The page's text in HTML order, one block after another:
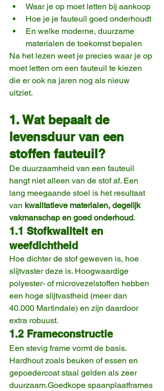
Waar je op moet letten bij aankoop
Hoe je je fauteuil goed onderhoudt
En welke moderne, duurzame
materialen de toekomst bepalen
Na het lezen weet je precies waar je op
moet letten om een fauteuil te kiezen
die er ook na jaren nog als nieuw
uitziet.
1. Wat bepaalt de
levensduur van een
stoffen fauteuil?
De duurzaamheid van een fauteuil
hangt niet alleen van de stof af. Een
lang meegaande stoel is het resultaat
van kwalitatieve materialen, degelijk
vakmanschap en goed onderhoud.
1.1 Stofkwaliteit en
weefdichtheid
Hoe dichter de stof geweven is, hoe
slijtvaster deze is. Hoogwaardige
polyester- of microvezelstoffen hebben
een hoge slijtvastheid (meer dan
40.000 Martindale) en zijn daardoor
extra robuust.
1.2 Frameconstructie
Een stevig frame vormt de basis.
Hardhout zoals beuken of essen en
gepoedercoat staal gelden als zeer
duurzaam.Goedkope spaanplaatframes